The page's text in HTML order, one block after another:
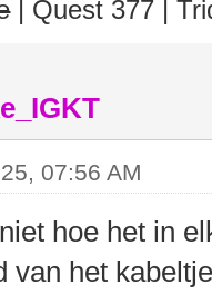
| Quest 377 |
07:56 AM
hoe het in
van het